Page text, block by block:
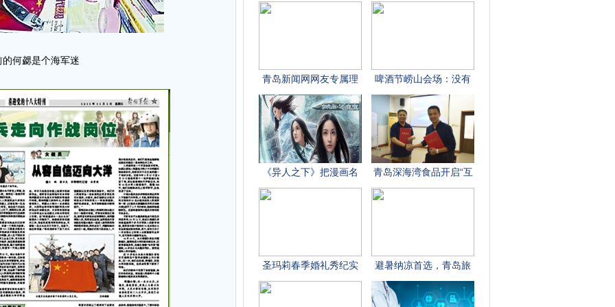
的何勰是个海军迷